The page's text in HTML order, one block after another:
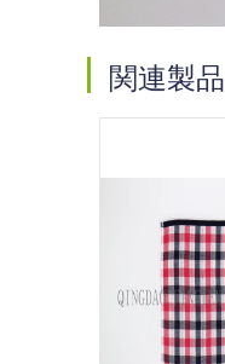
関連製品